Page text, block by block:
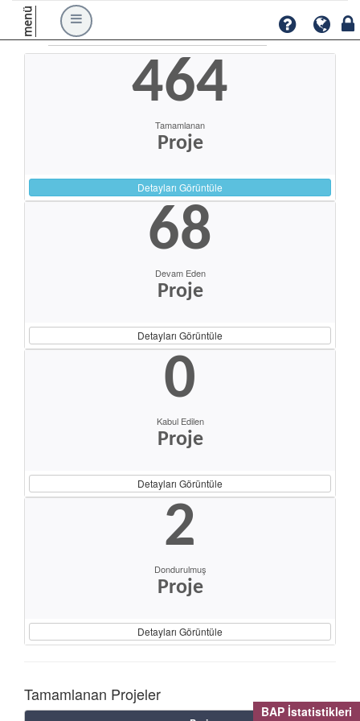
BAP İstatistikleri
menü
464
Tamamlanan
Proje
Detayları Görüntüle
68
Devam Eden
Proje
Detayları Görüntüle
0
Kabul Edilen
Proje
Detayları Görüntüle
2
Dondurulmuş
Proje
Detayları Görüntüle
Tamamlanan Projeler